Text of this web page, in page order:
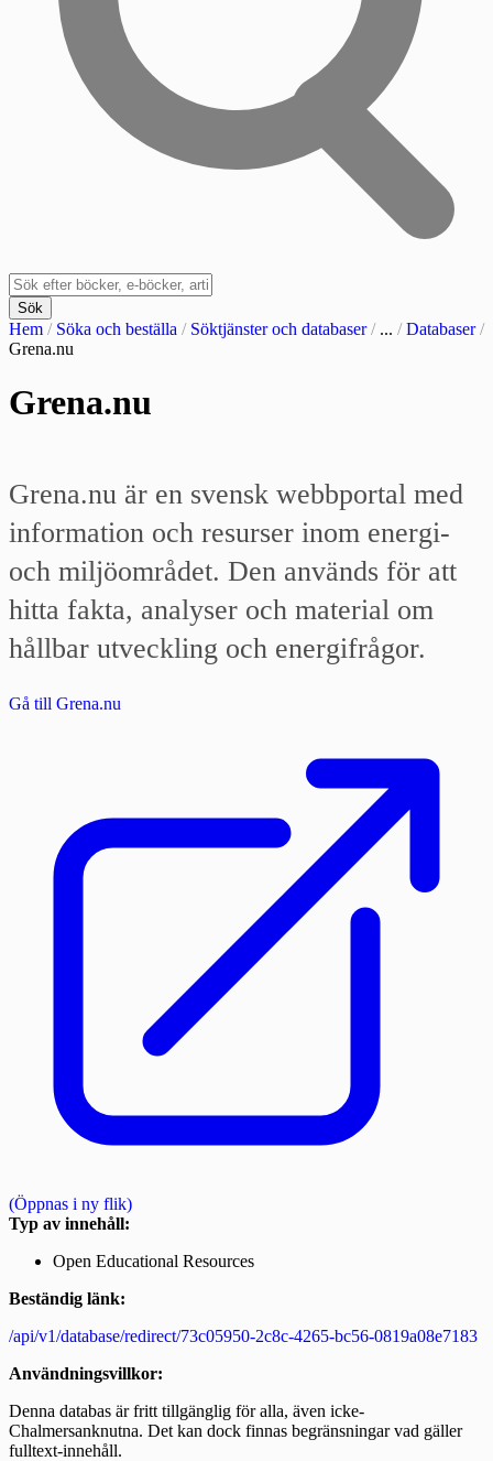
Sök
Hem / Söka och beställa / Söktjänster och databaser / ... /Databaser /
Grena.nu
Grena.nu
Grena.nu är en svensk webbportal med
information och resurser inom energi-
och miljöområdet. Den används för att
hitta fakta, analyser och material om
hållbar utveckling och energifrågor.
Gå till Grena.nu
(Öppnas i ny flik)
Typ av innehåll:
Open Educational Resources
Beständig länk:
/api/v1/database/redirect/73c05950-2c8c-4265-bc56-0819a08e7183
Användningsvillkor:
Denna databas är fritt tillgänglig för alla, även icke-
Chalmersanknutna. Det kan dock finnas begränsningar vad gäller
fulltext-innehåll.